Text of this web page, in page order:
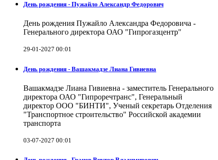
День рождения - Пужайло Александр Федорович
День рождения Пужайло Александра Федоровича -
Генерального директора ОАО "Гипрогазцентр"
29-01-2027 00:01
День рождения - Вашакмадзе Лиана Гивиевна
Вашакмадзе Лиана Гивиевна - заместитель Генерального
директора ОАО "Гипроречтранс", Генеральный
директор ООО "БИНТИ", Ученый секретарь Отделения
"Транспортное строительство" Российской академии
транспорта
03-07-2027 00:01